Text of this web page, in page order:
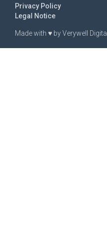
Made with ♥ byVerywell Digital
Legal Notice
Privacy Policy